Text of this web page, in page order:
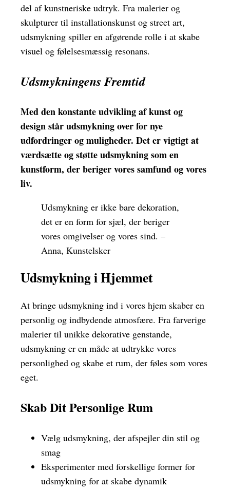
del af kunstneriske udtryk. Fra malerier og
skulpturer til installationskunst og street art,
udsmykning spiller en afgørende rolle i at skabe
visuel og følelsesmæssig resonans.
Udsmykningens Fremtid
Med den konstante udvikling af kunst og
design står udsmykning over for nye
udfordringer og muligheder. Det er vigtigt at
værdsætte og støtte udsmykning som en
kunstform, der beriger vores samfund og vores
liv.
Udsmykning er ikke bare dekoration,
det er en form for sjæl, der beriger
vores omgivelser og vores sind. –
Anna, Kunstelsker
Udsmykning i Hjemmet
At bringe udsmykning ind i vores hjem skaber en
personlig og indbydende atmosfære. Fra farverige
malerier til unikke dekorative genstande,
udsmykning er en måde at udtrykke vores
personlighed og skabe et rum, der føles som vores
eget.
Skab Dit Personlige Rum
Vælg udsmykning, der afspejler din stil og
smag
Eksperimenter med forskellige former for
udsmykning for at skabe dynamik